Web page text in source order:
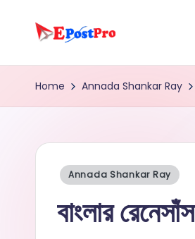
to
content
e
b
o
Home Annada Shankar Ray
Posted
Annada Shankar Ray
বাংলার রেনেসাঁস